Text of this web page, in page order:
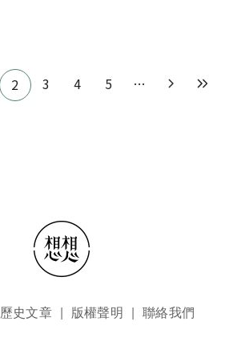
2 3 4 5 …
歷史文章 版權聲明 聯絡我們